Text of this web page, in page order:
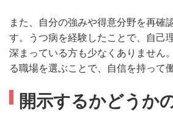
また、自分の強みや得意分野を再確
す。うつ病を経験したことで、自己
深まっている方も少なくありません
る職場を選ぶことで、自信を持って
開示するかどうか